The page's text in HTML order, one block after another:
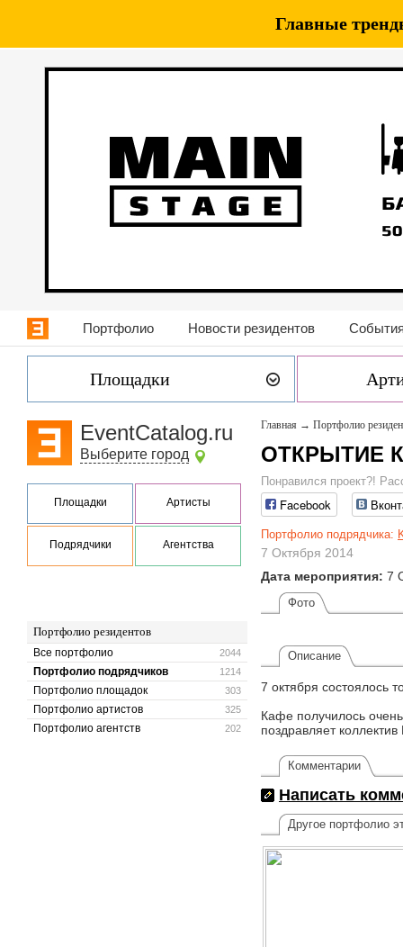
Главные
Портфолио Новости резидентов
Площадки
EventCatalog.ru
Выберите город
Площадки Артисты
Подрядчики Агентства
Портфолио резидентов
2044
Все портфолио
1214
Портфолио подрядчиков
303
Портфолио площадок
325
Портфолио артистов
202
Портфолио агентств
Главная → Портфолио
ОТКРЫТИЕ
Понравился проект?!
Facebook
Портфолио подрядчика:
7 Октября 2014
Дата мероприятия: 7
Фото
Описание
7 октября состоялось
Кафе получилось
поздравляет
Комментарии
Написать
Другое портфолио